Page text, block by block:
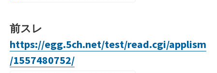
前スレ
https://egg.5ch.net/test/read.cgi/applism
/1557480752/